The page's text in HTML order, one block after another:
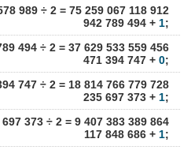
989 ÷ 2 = 75 259 067 118 912
942 789 494 + 1;
494 ÷ 2 = 37 629 533 559 456
471 394 747 + 0;
747 ÷ 2 = 18 814 766 779 728
235 697 373 + 1;
373 ÷ 2 = 9 407 383 389 864
117 848 686 + 1;